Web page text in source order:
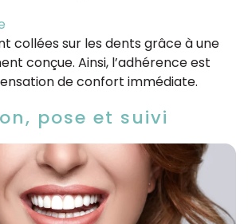
collées sur les dents grâce à une
conçue. Ainsi, l’adhérence est
de confort immédiate.
pose et suivi